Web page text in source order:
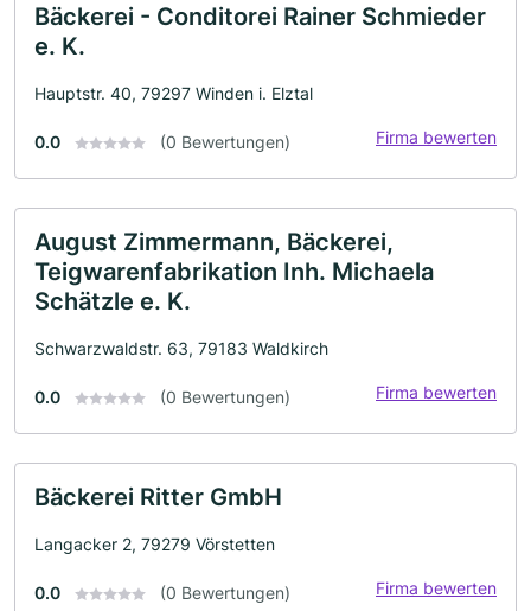
Bäckerei - Conditorei Rainer Schmieder
e. K.
Hauptstr. 40, 79297 Winden i. Elztal
0.0 (0 Bewertungen) Firma bewerten
August Zimmermann, Bäckerei,
Teigwarenfabrikation Inh. Michaela
Schätzle e. K.
Schwarzwaldstr. 63, 79183 Waldkirch
0.0 (0 Bewertungen) Firma bewerten
Bäckerei Ritter GmbH
Langacker 2, 79279 Vörstetten
0.0 (0 Bewertungen) Firma bewerten